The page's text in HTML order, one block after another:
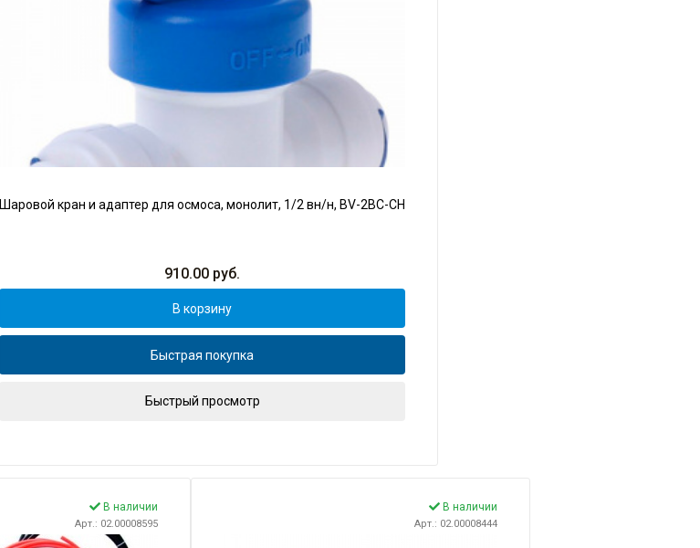
Шаровой кран и адаптер для осмоса, монолит, 1/2 вн/н, BV-2BC-CH
910.00 руб.
В корзину
Быстрая покупка
Быстрый просмотр
В наличии
Арт.: 02.00008595
В наличии
Арт.: 02.00008444